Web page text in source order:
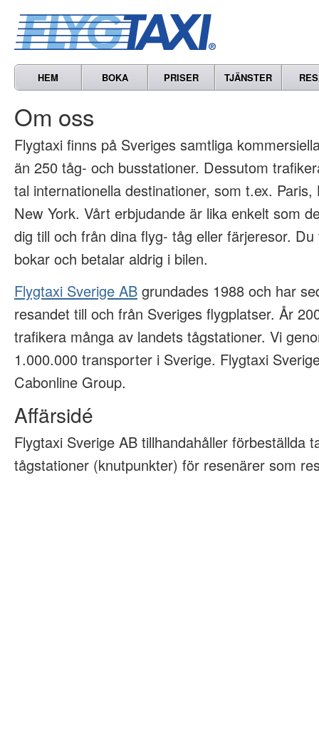
HEM BOKA PRISER TJÄNSTER
Om oss
Flygtaxi finns på Sveriges samtliga
än 250 tåg- och busstationer. Dessutom
tal internationella destinationer, som t.ex.
New York. Vårt erbjudande är lika enkelt som
dig till och från dina flyg- tåg eller färjeresor.
bokar och betalar aldrig i bilen.
Flygtaxi Sverige AB grundades 1988 och har
resandet till och från Sveriges flygplatser. År
trafikera många av landets tågstationer. Vi
1.000.000 transporter i Sverige. Flygtaxi
Cabonline Group.
Affärsidé
Flygtaxi Sverige AB tillhandahåller förbeställda
tågstationer (knutpunkter) för resenärer som